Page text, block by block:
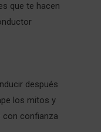
que te hacen
después
los mitos y
con confianza